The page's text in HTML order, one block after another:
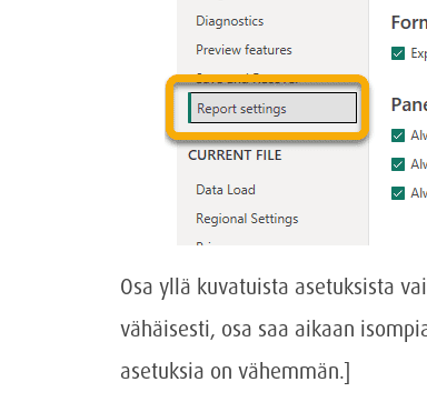
Osa yllä kuvatuista asetuksista
vähäisesti, osa saa aikaan
asetuksia on vähemmän.]